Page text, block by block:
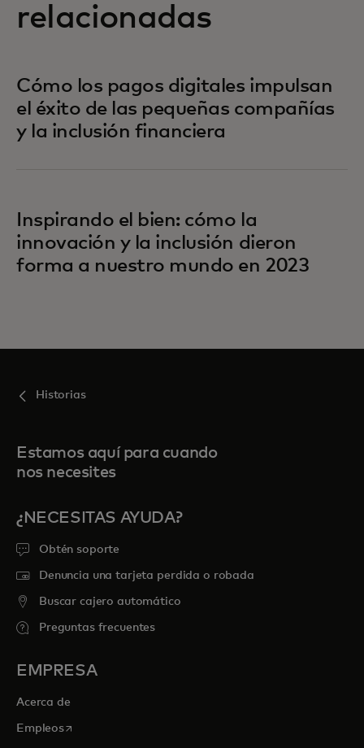
relacionadas
Cómo los pagos digitales impulsan
el éxito de las pequeñas compañías
y la inclusión financiera
Inspirando el bien: cómo la
innovación y la inclusión dieron
forma a nuestro mundo en 2023
Historias
Estamos aquí para cuando
nos necesites
¿NECESITAS AYUDA?
Obtén soporte
Denuncia una tarjeta perdida o robada
Buscar cajero automático
Preguntas frecuentes
EMPRESA
Acerca de
Empleosse abre en una pestaña nueva